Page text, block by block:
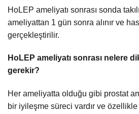
HoLEP ameliyatı sonrası sonda
ameliyattan 1 gün sonra alınır ve
gerçekleştirilir.
HoLEP ameliyatı sonrası nelere
gerekir?
Her ameliyatta olduğu gibi prostat
bir iyileşme süreci vardır ve